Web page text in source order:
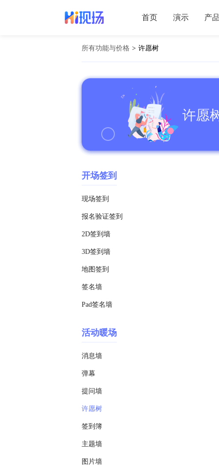
首页 演示 产
所有功能与价格 > 许愿树
许愿
开场签到
现场签到
报名验证签到
2D签到墙
3D签到墙
地图签到
签名墙
Pad签名墙
活动暖场
消息墙
弹幕
提问墙
许愿树
签到簿
主题墙
图片墙